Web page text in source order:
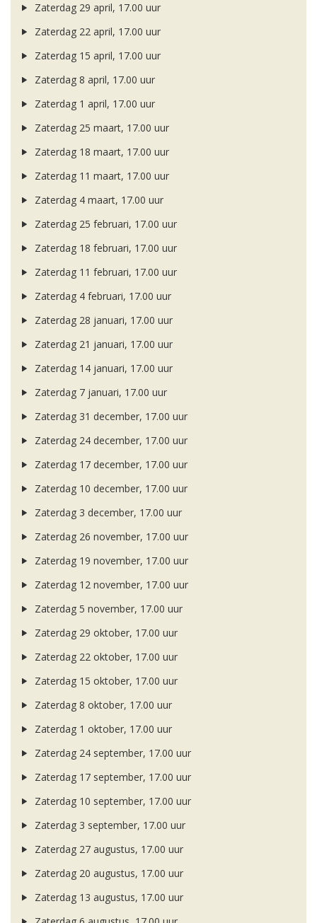
Zaterdag 29 april, 17.00 uur
Zaterdag 22 april, 17.00 uur
Zaterdag 15 april, 17.00 uur
Zaterdag 8 april, 17.00 uur
Zaterdag 1 april, 17.00 uur
Zaterdag 25 maart, 17.00 uur
Zaterdag 18 maart, 17.00 uur
Zaterdag 11 maart, 17.00 uur
Zaterdag 4 maart, 17.00 uur
Zaterdag 25 februari, 17.00 uur
Zaterdag 18 februari, 17.00 uur
Zaterdag 11 februari, 17.00 uur
Zaterdag 4 februari, 17.00 uur
Zaterdag 28 januari, 17.00 uur
Zaterdag 21 januari, 17.00 uur
Zaterdag 14 januari, 17.00 uur
Zaterdag 7 januari, 17.00 uur
Zaterdag 31 december, 17.00 uur
Zaterdag 24 december, 17.00 uur
Zaterdag 17 december, 17.00 uur
Zaterdag 10 december, 17.00 uur
Zaterdag 3 december, 17.00 uur
Zaterdag 26 november, 17.00 uur
Zaterdag 19 november, 17.00 uur
Zaterdag 12 november, 17.00 uur
Zaterdag 5 november, 17.00 uur
Zaterdag 29 oktober, 17.00 uur
Zaterdag 22 oktober, 17.00 uur
Zaterdag 15 oktober, 17.00 uur
Zaterdag 8 oktober, 17.00 uur
Zaterdag 1 oktober, 17.00 uur
Zaterdag 24 september, 17.00 uur
Zaterdag 17 september, 17.00 uur
Zaterdag 10 september, 17.00 uur
Zaterdag 3 september, 17.00 uur
Zaterdag 27 augustus, 17.00 uur
Zaterdag 20 augustus, 17.00 uur
Zaterdag 13 augustus, 17.00 uur